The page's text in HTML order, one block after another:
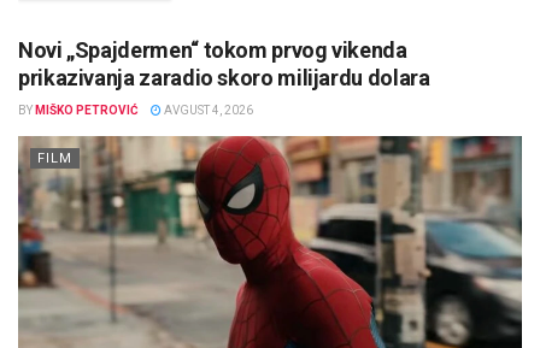
Novi „Spajdermen“ tokom prvog vikenda
prikazivanja zaradio skoro milijardu dolara
BY MIŠKO PETROVIĆ AVGUST 4, 2026
FILM